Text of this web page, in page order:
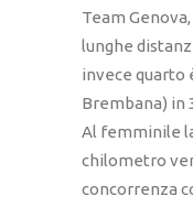
Team
lunghe
invece quarto
Brembana) in
Al femminile
chilometro
concorrenza